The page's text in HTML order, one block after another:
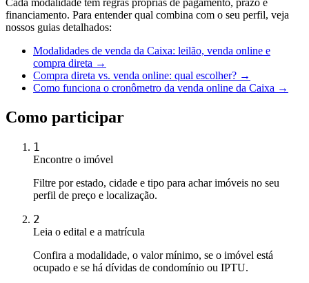
Cada modalidade tem regras próprias de pagamento, prazo e
financiamento. Para entender qual combina com o seu perfil, veja
nossos guias detalhados:
Modalidades de venda da Caixa: leilão, venda online e
compra direta →
Compra direta vs. venda online: qual escolher? →
Como funciona o cronômetro da venda online da Caixa →
Como participar
1
Encontre o imóvel
Filtre por estado, cidade e tipo para achar imóveis no seu
perfil de preço e localização.
2
Leia o edital e a matrícula
Confira a modalidade, o valor mínimo, se o imóvel está
ocupado e se há dívidas de condomínio ou IPTU.